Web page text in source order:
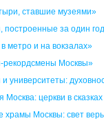
ставшие музеями»
построенные за один
метро и на вокзалах»
рекордсмены Москвы»
университеты:
Москва: церкви в
храмы Москвы: свет